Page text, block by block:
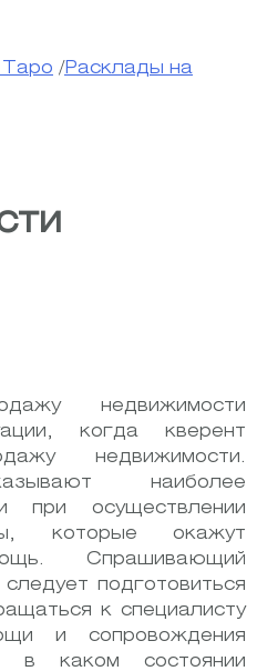
Таро / Расклады на
недвижимости
когда кверент
недвижимости.
наиболее
при осуществлении
которые окажут
Спрашивающий
подготовиться
к специалисту
и сопровождения
в каком состоянии